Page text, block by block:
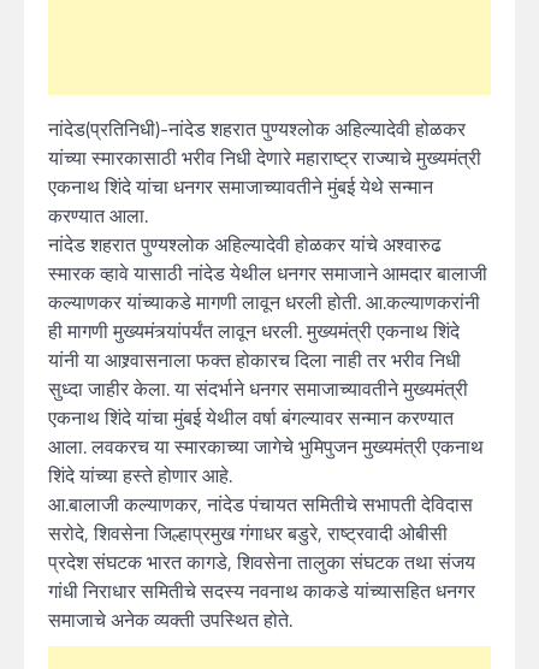
नांदेड(प्रतिनिधी)-नांदेड शहरात पुण्यश्लोक अहिल्यादेवी होळकर
यांच्या स्मारकासाठी भरीव निधी देणारे महाराष्ट्र राज्याचे मुख्यमंत्री
एकनाथ शिंदे यांचा धनगर समाजाच्यावतीने मुंबई येथे सन्मान
करण्यात आला.
नांदेड शहरात पुण्यश्लोक अहिल्यादेवी होळकर यांचे अश्वारुढ
स्मारक व्हावे यासाठी नांदेड येथील धनगर समाजाने आमदार बालाजी
कल्याणकर यांच्याकडे मागणी लावून धरली होती. आ.कल्याणकरांनी
ही मागणी मुख्यमंत्र्यांपर्यंत लावून धरली. मुख्यमंत्री एकनाथ शिंदे
यांनी या आश्र्वासनाला फक्त होकारच दिला नाही तर भरीव निधी
सुध्दा जाहीर केला. या संदर्भाने धनगर समाजाच्यावतीने मुख्यमंत्री
एकनाथ शिंदे यांचा मुंबई येथील वर्षा बंगल्यावर सन्मान करण्यात
आला. लवकरच या स्मारकाच्या जागेचे भुमिपुजन मुख्यमंत्री एकनाथ
शिंदे यांच्या हस्ते होणार आहे.
आ.बालाजी कल्याणकर, नांदेड पंचायत समितीचे सभापती देविदास
सरोदे, शिवसेना जिल्हाप्रमुख गंगाधर बडुरे, राष्ट्रवादी ओबीसी
प्रदेश संघटक भारत कागडे, शिवसेना तालुका संघटक तथा संजय
गांधी निराधार समितीचे सदस्य नवनाथ काकडे यांच्यासहित धनगर
समाजाचे अनेक व्यक्ती उपस्थित होते.